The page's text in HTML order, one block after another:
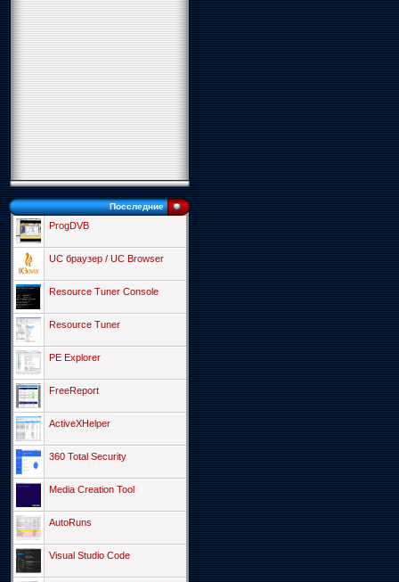
Посследние
ProgDVB
UC браузер / UC Browser
Resource Tuner Console
Resource Tuner
PE Explorer
FreeReport
ActiveXHelper
360 Total Security
Media Creation Tool
AutoRuns
Visual Studio Code